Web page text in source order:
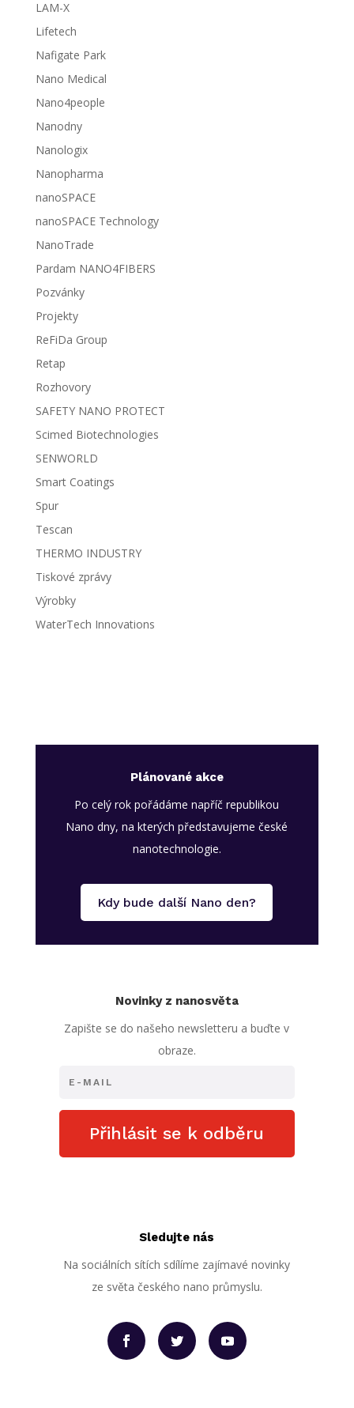
LAM-X
Lifetech
Nafigate Park
Nano Medical
Nano4people
Nanodny
Nanologix
Nanopharma
nanoSPACE
nanoSPACE Technology
NanoTrade
Pardam NANO4FIBERS
Pozvánky
Projekty
ReFiDa Group
Retap
Rozhovory
SAFETY NANO PROTECT
Scimed Biotechnologies
SENWORLD
Smart Coatings
Spur
Tescan
THERMO INDUSTRY
Tiskové zprávy
Výrobky
WaterTech Innovations
Plánované akce
Po celý rok pořádáme napříč republikou
Nano dny, na kterých představujeme české
nanotechnologie.
Kdy bude další Nano den?
Novinky z nanosvěta
Zapište se do našeho newsletteru a buďte v
obraze.
Přihlásit se k odběru
Sledujte nás
Na sociálních sítích sdílíme zajímavé novinky
ze světa českého nano průmyslu.